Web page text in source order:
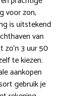
voor zon,
is uitstekend
van
3 uur 50
te kiezen.
aankopen
gebruik je